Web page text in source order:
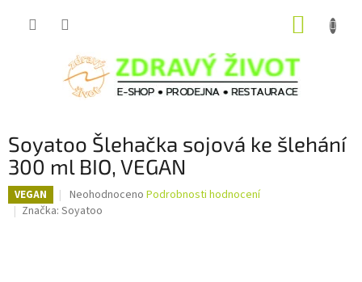
Soyatoo Šlehačka sojová ke šlehání
300 ml BIO, VEGAN
VEGAN
Průměrné
hodnocení
Neohodnoceno Podrobnosti hodnocení
Značka: Soyatoo